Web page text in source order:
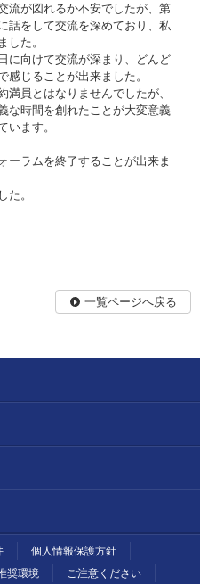
流が図れるか不安でしたが、第
話をして交流を深めており、私
した。
に向けて交流が深まり、どんど
感じることが出来ました。
員とはなりませんでしたが、
な時間を創れたことが大変意義
います。
ーラムを終了することが出来ま
た。
一覧ページへ戻る
個人情報保護方針
奨環境 ご注意ください